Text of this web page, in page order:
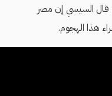
قال السيسي إن مصر
هذا الهجوم.